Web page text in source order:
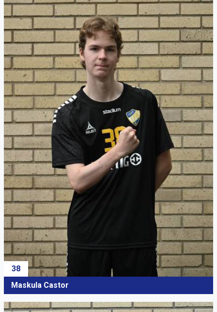
38
Maskula Castor